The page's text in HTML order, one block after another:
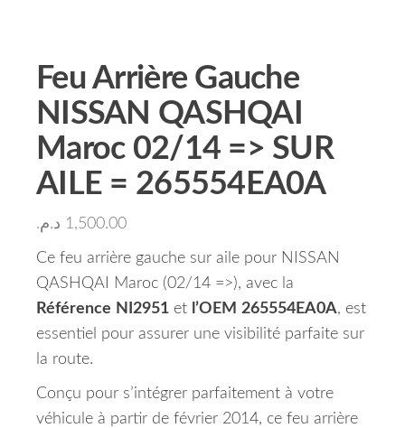
Feu Arrière Gauche
NISSAN QASHQAI
Maroc 02/14 => SUR
AILE = 265554EA0A
1,500.00 د.م.
Ce feu arrière gauche sur aile pour NISSAN
QASHQAI Maroc (02/14 =>), avec la
Référence NI2951 et l’OEM 265554EA0A, est
essentiel pour assurer une visibilité parfaite sur
la route.
Conçu pour s’intégrer parfaitement à votre
véhicule à partir de février 2014, ce feu arrière